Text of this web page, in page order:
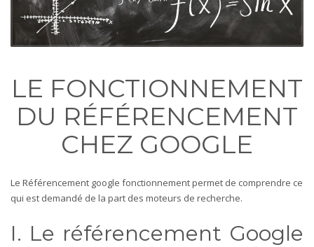
LE FONCTIONNEMENT
DU RÉFÉRENCEMENT
CHEZ GOOGLE
Le Référencement google fonctionnement permet de comprendre ce
qui est demandé de la part des moteurs de recherche.
I. Le référencement Google